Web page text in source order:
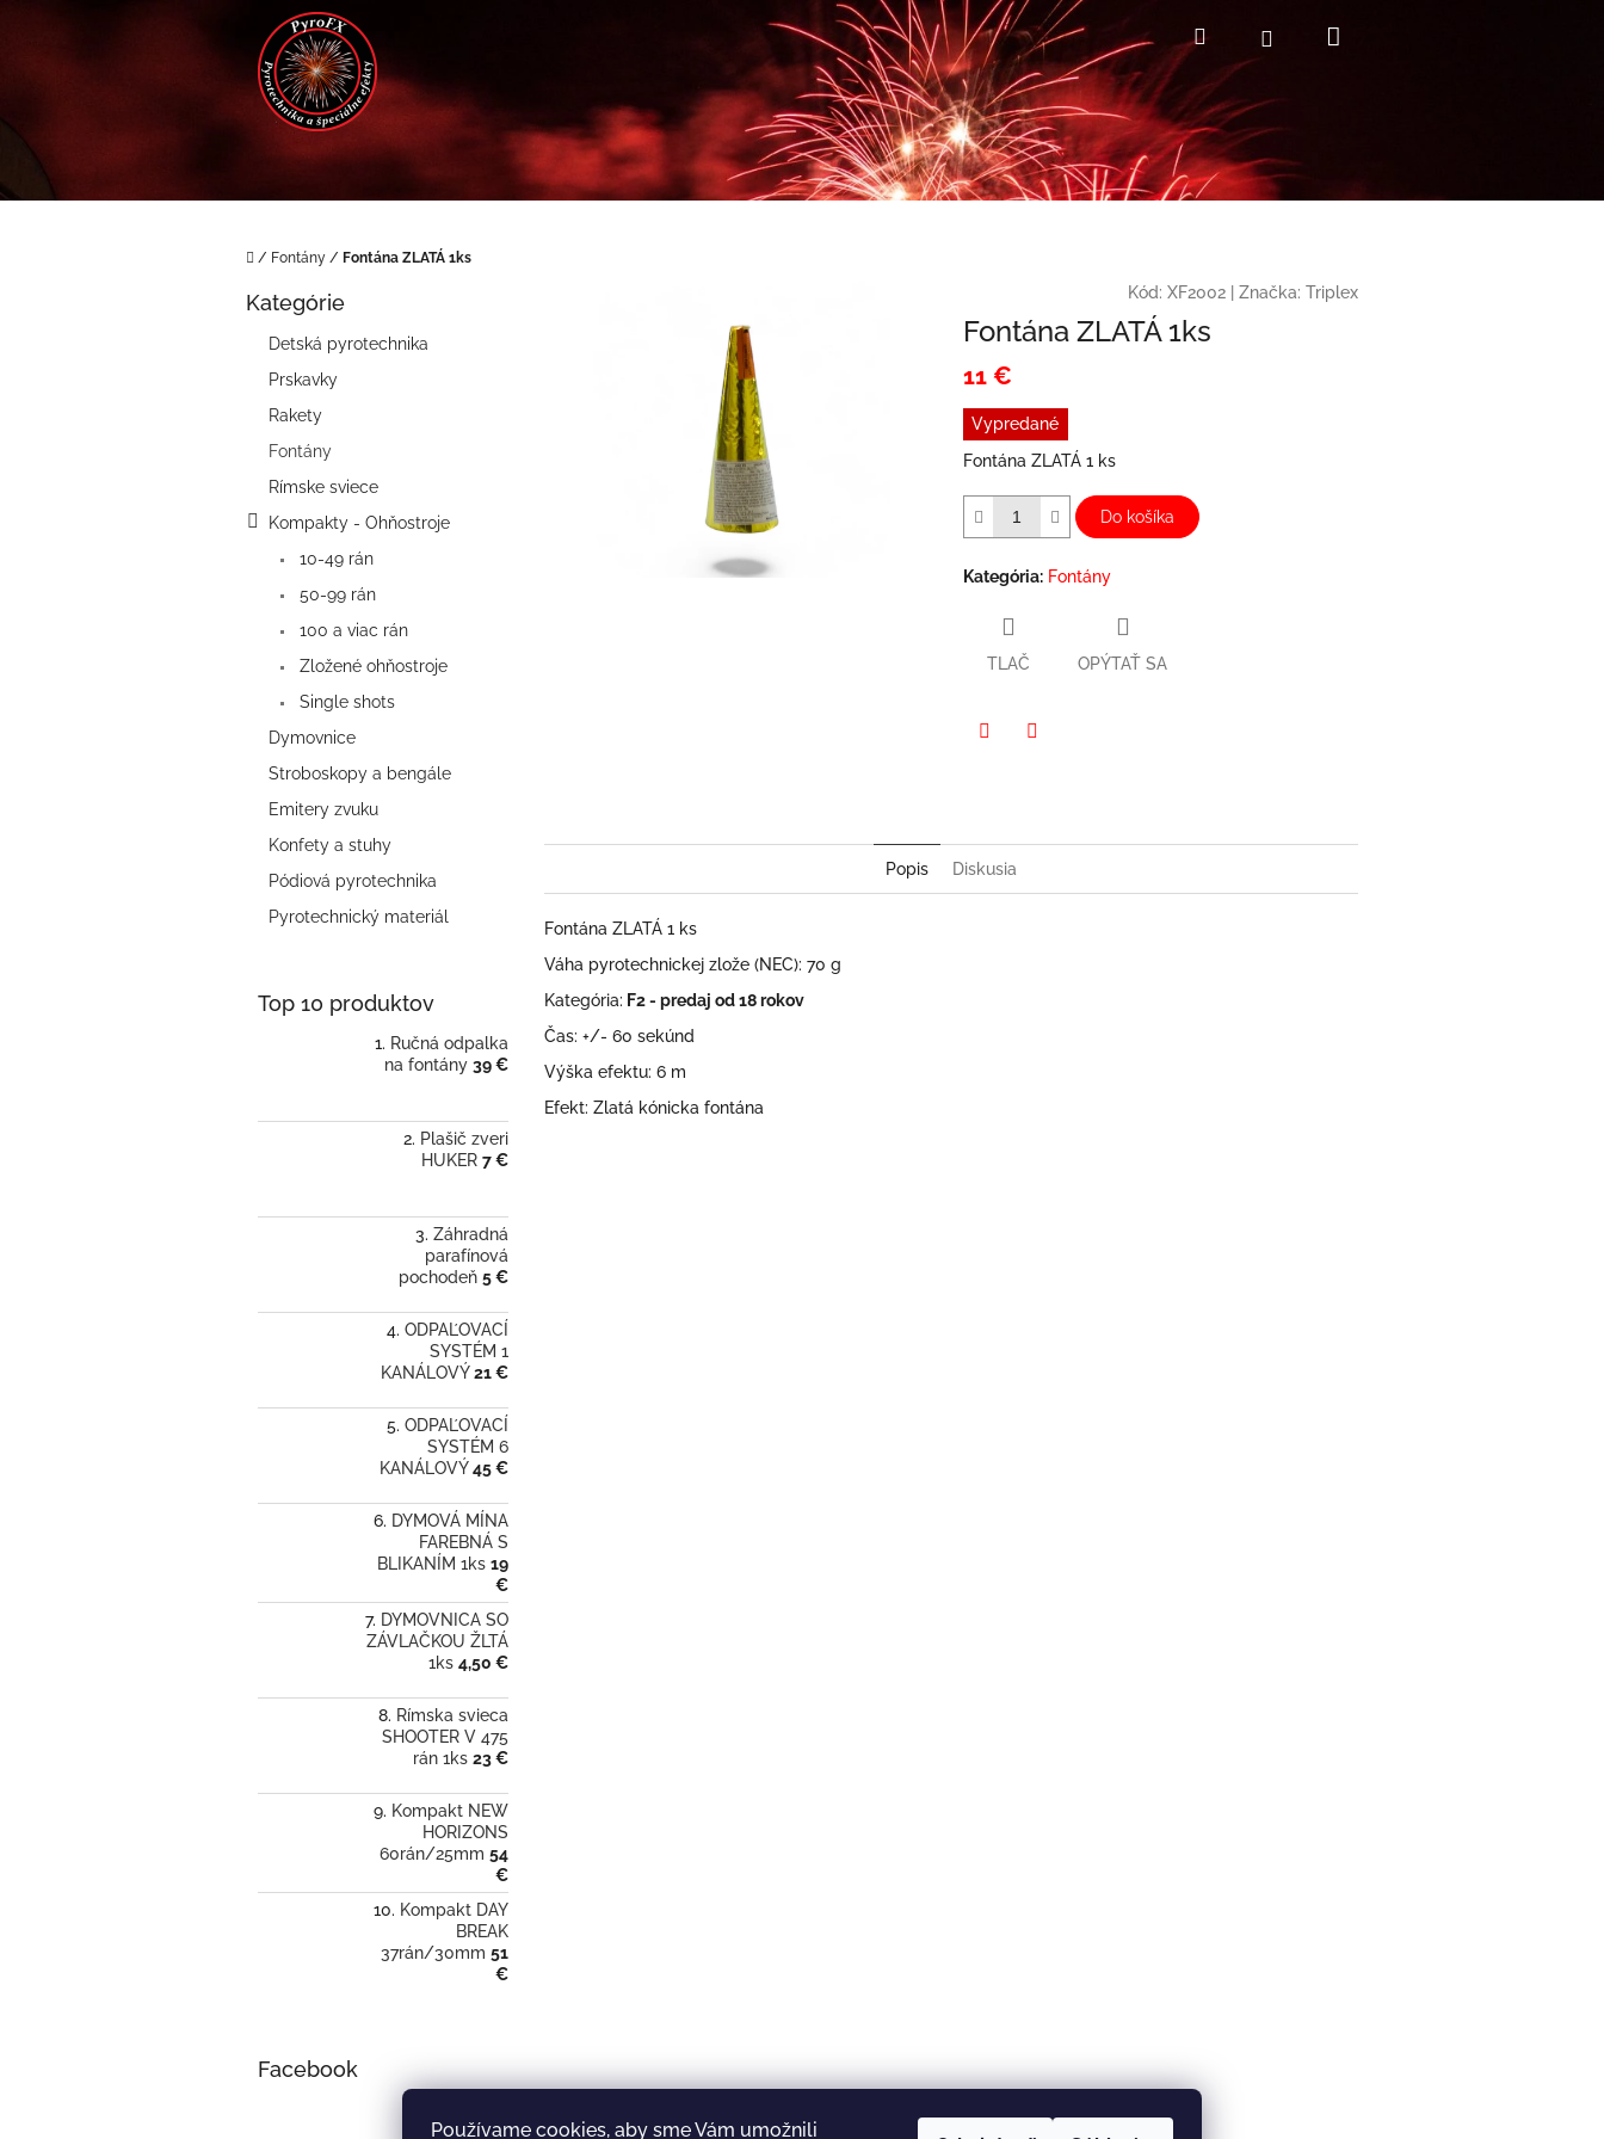
Používame cookies, aby sme Vám umožnili
HľadaťPrihlásenie
Domov
/ Fontány / Fontána ZLATÁ 1ks
Preskočiť
Kategórie
Detská pyrotechnika
Prskavky
Rakety
Fontány
Rímske sviece
Kompakty - Ohňostroje
10-49 rán
50-99 rán
100 a viac rán
Zložené ohňostroje
Single shots
Dymovnice
Stroboskopy a bengále
Emitery zvuku
Konfety a stuhy
Pódiová pyrotechnika
Pyrotechnický materiál
Top 10 produktov
Ručná odpalka
na fontány 39 €
Plašič zveri
HUKER 7 €
Záhradná
parafínová
pochodeň 5 €
ODPAĽOVACÍ
SYSTÉM 1
KANÁLOVÝ 21 €
ODPAĽOVACÍ
SYSTÉM 6
KANÁLOVÝ 45 €
DYMOVÁ MÍNA
FAREBNÁ S
BLIKANÍM 1ks 19
€
DYMOVNICA SO
ZÁVLAČKOU ŽLTÁ
1ks 4,50 €
Rímska svieca
SHOOTER V 475
rán 1ks 23 €
Kompakt NEW
HORIZONS
60rán/25mm 54
€
Kompakt DAY
BREAK
37rán/30mm 51
€
Facebook
Kód: XF2002 Značka: Triplex
Fontána ZLATÁ 1ks
11 €
Jednotková
cena:
Vypredané
Fontána ZLATÁ 1 ks
Do košíka
Kategória: Fontány
TLAČ OPÝTAŤ SA
Popis Diskusia
Fontána ZLATÁ 1 ks
Váha pyrotechnickej zlože (NEC): 70 g
Kategória: F2 - predaj od 18 rokov
Čas: +/- 60 sekúnd
Výška efektu: 6 m
Efekt: Zlatá kónicka fontána